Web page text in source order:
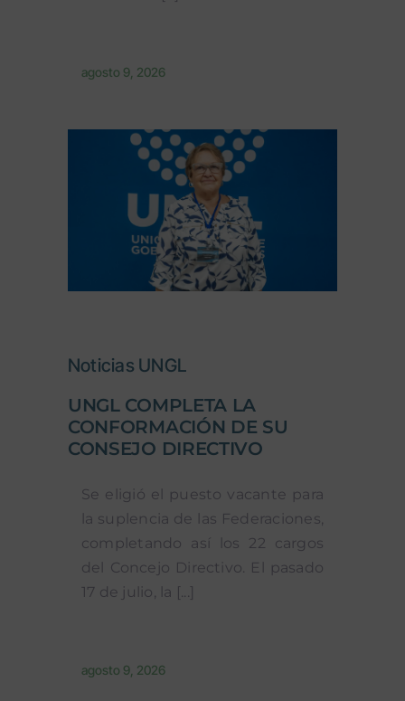
Esta
agosto 9, 2026
Noticias UNGL
UNGL COMPLETA LA
CONFORMACIÓN DE SU
CONSEJO DIRECTIVO
Se eligió el puesto vacante para
la suplencia de las Federaciones,
completando así los 22 cargos
del Concejo Directivo. El pasado
17 de julio, la [...]
agosto 9, 2026